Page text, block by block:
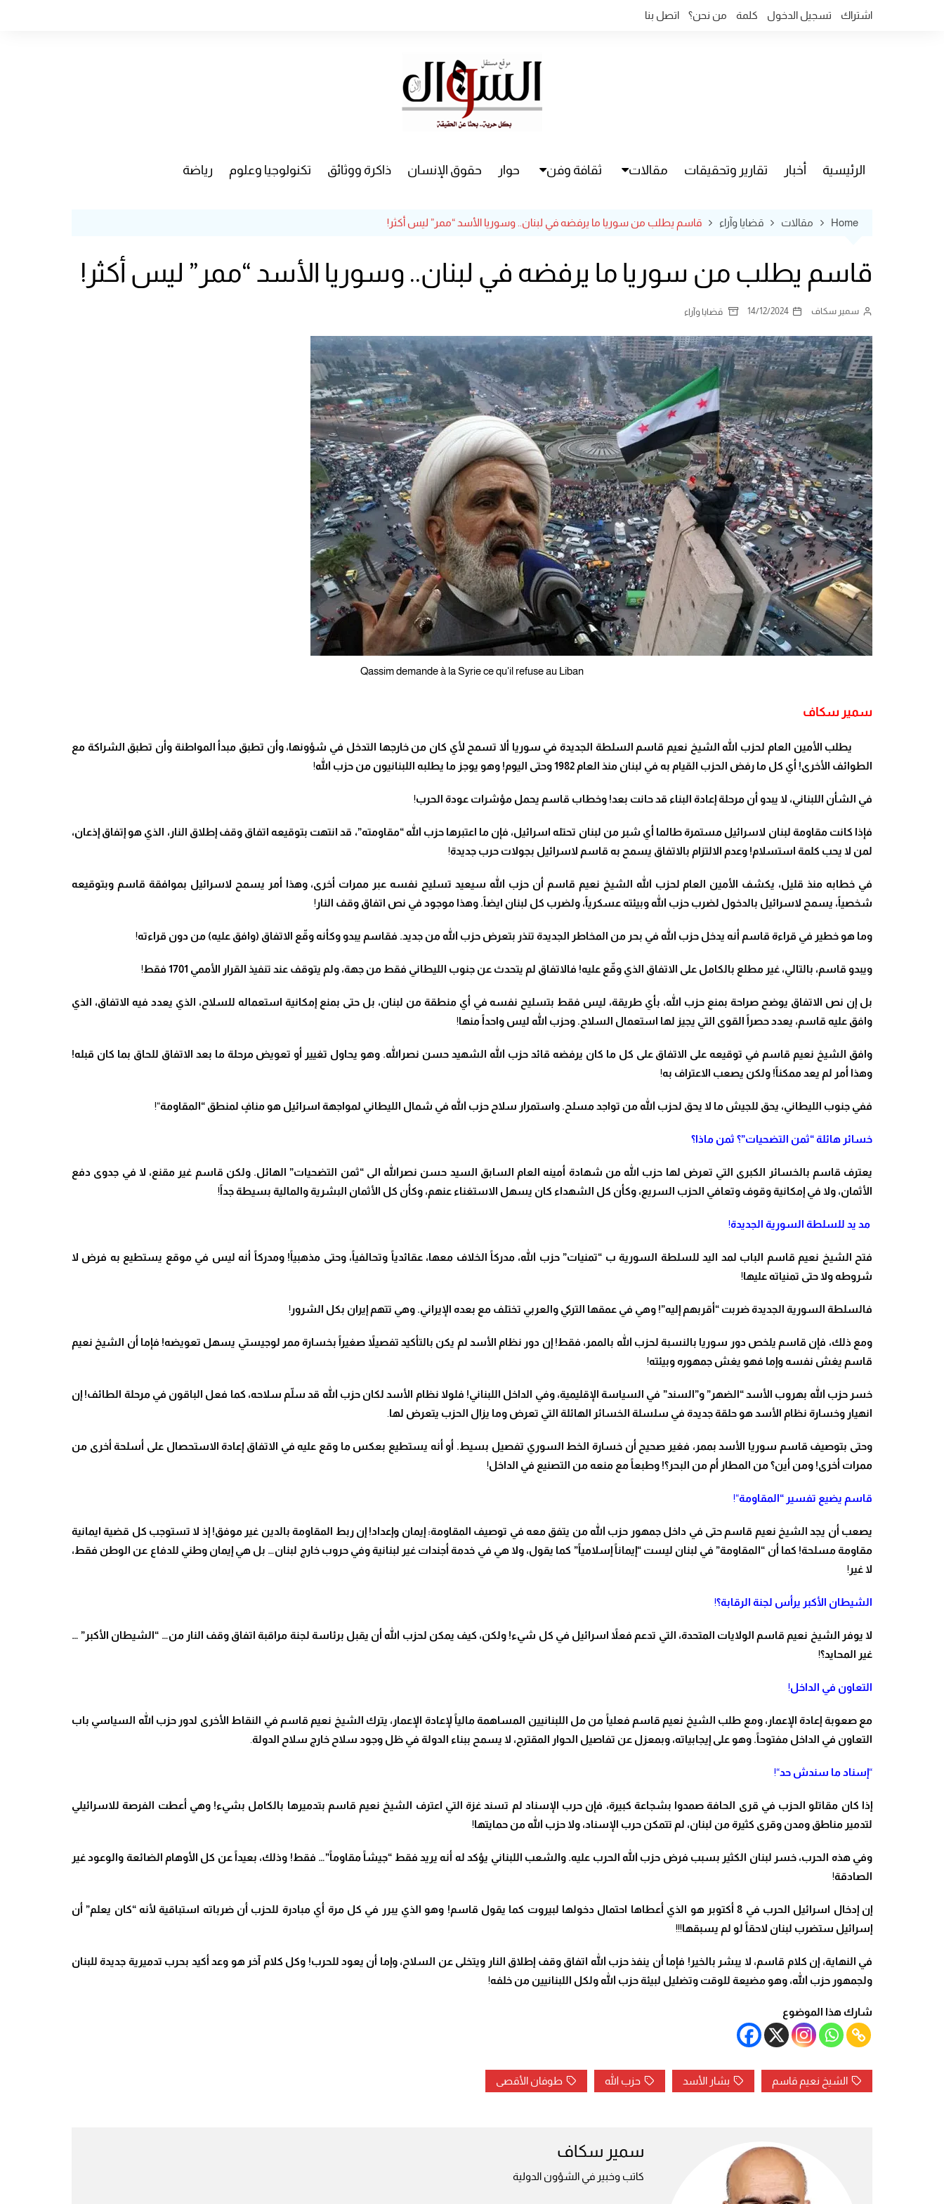
اشتراك تسجيل الدخول كلمة من نحن؟ اتصل بنا
الرئيسية أخبار تقارير وتحقيقات مقالات ثقافة وفن
مسرح
حوار حقوق الإنسان ذاكرة ووثائق تكنولوجيا وعلوم رياضة
Home مقالات قضايا وآراء قاسم يطلب من سوريا ما يرفضه في لبنان.. وسوريا الأسد “ممر” ليس أكثر!
قاسم يطلب من سوريا ما يرفضه في لبنان.. وسوريا الأسد “ممر” ليس أكثر!
سمير سكاف 14/12/2024 قضايا وآراء
Qassim demande à la Syrie ce qu'il refuse au Liban
سمير سكاف
يطلب الأمين العام لحزب الله الشيخ نعيم قاسم السلطة الجديدة في سوريا ألا تسمح لأي كان من خارجها التدخل في شؤونها، وأن تطبق مبدأ المواطنة وأن تطبق الشراكة مع
الطوائف الأخرى! أي كل ما رفض الحزب القيام به في لبنان منذ العام 1982 وحتى اليوم! وهو يوجز ما يطلبه اللبنانيون من حزب الله
!
في الشأن اللبناني، لا يبدو أن مرحلة إعادة البناء قد حانت بعد! وخطاب قاسم يحمل مؤشرات عودة الحرب!
فإذا كانت مقاومة لبنان لاسرائيل مستمرة طالما أي شبر من لبنان تحتله اسرائيل، فإن ما اعتبرها حزب الله “مقاومته”، قد انتهت بتوقيعه اتفاق وقف إطلاق النار، الذي هو إتفاق إذعان،
لمن لا يحب كلمة استسلام! وعدم الالتزام بالاتفاق يسمح به قاسم لاسرائيل بجولات حرب جديدة!
في خطابه منذ قليل، يكشف الأمين العام لحزب الله الشيخ نعيم قاسم أن حزب الله سيعيد تسليح نفسه عبر ممرات أخرى، وهذا أمر يسمح لاسرائيل بموافقة قاسم وبتوقيعه
شخصياً، يسمح لاسرائيل بالدخول لضرب حزب الله وبيئته عسكرياً، ولضرب كل لبنان ايضاً. وهذا موجود في نص اتفاق وقف النار!
وما هو خطير في قراءة قاسم أنه يدخل حزب الله في بحر من المخاطر الجديدة تنذر بتعرض حزب الله من جديد. فقاسم يبدو وكأنه وقّع الاتفاق (وافق عليه) من دون قراءته!
ويبدو قاسم، بالتالي، غير مطلع بالكامل على الاتفاق الذي وقّع عليه! فالاتفاق لم يتحدث عن جنوب الليطاني فقط من جهة، ولم يتوقف عند تنفيذ القرار الأممي 1701 فقط !
بل إن نص الاتفاق يوضح صراحة بمنع حزب الله، بأي طريقة، ليس فقط بتسليح نفسه في أي منطقة من لبنان، بل حتى بمنع إمكانية استعماله للسلاح، الذي يعدد فيه الاتفاق، الذي
وافق عليه قاسم، يعدد حصراً القوى التي يجيز لها استعمال السلاح. وحزب الله ليس واحداً منها!
وافق الشيخ نعيم قاسم في توقيعه على الاتفاق على كل ما كان يرفضه قائد حزب الله الشهيد حسن نصرالله. وهو يحاول تغيير أو تعويض مرحلة ما بعد الاتفاق للحاق بما كان قبله!
وهذا أمر لم يعد ممكناً! ولكن يصعب الاعتراف به!
ففي جنوب الليطاني، يحق للجيش ما لا يحق لحزب الله من تواجد مسلح. واستمرار سلاح حزب الله في شمال الليطاني لمواجهة اسرائيل هو منافٍ لمنطق “المقاومة“!
خسائر هائلة “ثمن التضحيات”؟ ثمن ماذا؟
يعترف قاسم بالخسائر الكبرى التي تعرض لها حزب الله من شهادة أمينه العام السابق السيد حسن نصرالله الى “ثمن التضحيات” الهائل. ولكن قاسم غير مقنع، لا في جدوى دفع
الأثمان، ولا في إمكانية وقوف وتعافي الحزب السريع، وكأن كل الشهداء كان يسهل الاستغناء عنهم، وكأن كل الأثمان البشرية والمالية بسيطة جداً!
مد يد للسلطة السورية الجديدة!
فتح الشيخ نعيم قاسم الباب لمد اليد للسلطة السورية ب “تمنيات” حزب الله، مدركاً الخلاف معها، عقائدياً وتحالفياً، وحتى مذهبياً! ومدركاً أنه ليس في موقع يستطيع به فرض لا
شروطه ولا حتى تمنياته عليها!
فالسلطة السورية الجديدة ضربت “أقربهم إليه”! وهي في عمقها التركي والعربي تختلف مع بعده الإيراني. وهي تتهم إيران بكل الشرور!
ومع ذلك، فإن قاسم يلخص دور سوريا بالنسبة لحزب الله بالممر، فقط! إن دور نظام الأسد لم يكن بالتأكيد تفصيلاً صغيراً بخسارة ممر لوجيستي يسهل تعويضه! فإما أن الشيخ نعيم
قاسم يغش نفسه وإما فهو يغش جمهوره وبيئته!
خسر حزب الله بهروب الأسد “الضهر” و”السند” في السياسة الإقليمية، وفي الداخل اللبناني! فلولا نظام الأسد لكان حزب الله قد سلّم سلاحه، كما فعل الباقون في مرحلة الطائف! إن
انهيار وخسارة نظام الأسد هو حلقة جديدة في سلسلة الخسائر الهائلة التي تعرض وما يزال الحزب يتعرض لها
وحتى بتوصيف قاسم سوريا الأسد بممر، فغير صحيح أن خسارة الخط السوري تفصيل بسيط. أو أنه يستطيع بعكس ما وقع عليه في الاتفاق إعادة الاستحصال على أسلحة أخرى من
ممرات أخرى! ومن أين؟ من المطار أم من البحر؟! وطبعاً مع منعه من التصنيع في الداخل!
قاسم يضيع تفسير “المقاومة“!
يصعب أن يجد الشيخ نعيم قاسم حتى في داخل جمهور حزب الله من يتفق معه في توصيف المقاومة: إيمان وإعداد! إن ربط المقاومة بالدين غير موفق! إذ لا تستوجب كل قضية ايمانية
مقاومة مسلحة! كما أن “المقاومة” في لبنان ليست “إيماناً إسلامياً” كما يقول، ولا هي في خدمة أجندات غير لبنانية وفي حروب خارج لبنان… بل هي إيمان وطني للدفاع عن الوطن فقط،
لا غير!
الشيطان الأكبر يرأس لجنة الرقابة؟!
لا يوفر الشيخ نعيم قاسم الولايات المتحدة، التي تدعم فعلاً اسرائيل في كل شيء! ولكن، كيف يمكن لحزب الله أن يقبل برئاسة لجنة مراقبة اتفاق وقف النار من… “الشيطان الأكبر” …
غير المحايد؟!
التعاون في الداخل!
مع صعوبة إعادة الإعمار، ومع طلب الشيخ نعيم قاسم فعلياً من مل اللبنانيين المساهمة مالياً لإعادة الإعمار، يترك الشيخ نعيم قاسم في النقاط الأخرى لدور حزب الله السياسي باب
التعاون في الداخل مفتوحاً. وهو على إيجابياته، وبمعزل عن تفاصيل الحوار المقترح، لا يسمح ببناء الدولة في ظل وجود سلاح خارج سلاح الدولة
“إسناد ما سندش حد“!
إذا كان مقاتلو الحزب في قرى الحافة صمدوا بشجاعة كبيرة، فإن حرب الإسناد لم تسند غزة التي اعترف الشيخ نعيم قاسم بتدميرها بالكامل بشيء! وهي أعطت الفرصة للاسرائيلي
لتدمير مناطق ومدن وقرى كثيرة من لبنان، لم تتمكن حرب الإسناد، ولا حزب الله من حمايتها!
وفي هذه الحرب، خسر لبنان الكثير بسبب فرض حزب الله الحرب عليه. والشعب اللبناني يؤكد له أنه يريد فقط “جيشاً مقاوماً”… فقط! وذلك، بعيداً عن كل الأوهام الضائعة والوعود غير
الصادقة!
إن إدخال اسرائيل الحرب في 8 أكتوبر هو الذي أعطاها احتمال دخولها لبيروت كما يقول قاسم! وهو الذي يبرر في كل مرة أي مبادرة للحزب أن ضرباته استباقية لأنه “كان يعلم” أن
إسرائيل ستضرب لبنان لاحقاً لو لم يسبقها!!!
في النهاية، إن كلام قاسم، لا يبشر بالخير! فإما أن ينفذ حزب الله اتفاق وقف إطلاق النار ويتخلى عن السلاح، وإما أن يعود للحرب! وكل كلام آخر هو وعد أكيد بحرب تدميرية جديدة للبنان
ولجمهور حزب الله، وهو مضيعة للوقت وتضليل لبيئة حزب الله ولكل اللبنانيين من خلفه!
شارك هذا الموضوع
الشيخ نعيم قاسم بشار الأسد حزب الله طوفان الأقصى
سمير سكاف
كاتب وخبير في الشؤون الدولية